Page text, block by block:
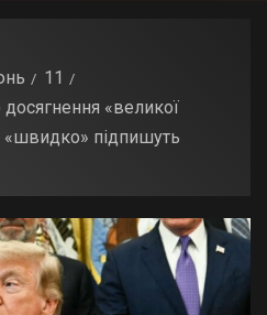
11
«великої
«швидко» підпишуть